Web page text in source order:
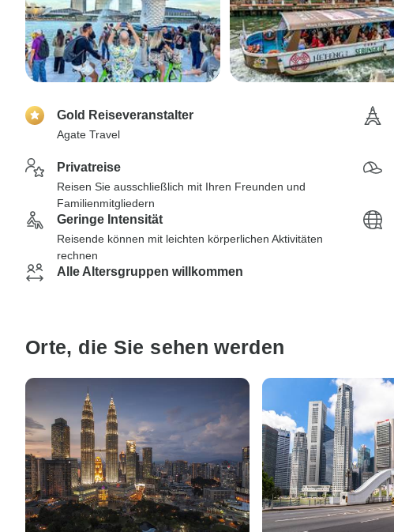
Gold Reiseveranstalter
Agate Travel
Privatreise
Reisen Sie ausschließlich mit Ihren Freunden und
Familienmitgliedern
Geringe Intensität
Reisende können mit leichten körperlichen Aktivitäten
rechnen
Alle Altersgruppen willkommen
Orte, die Sie sehen werden